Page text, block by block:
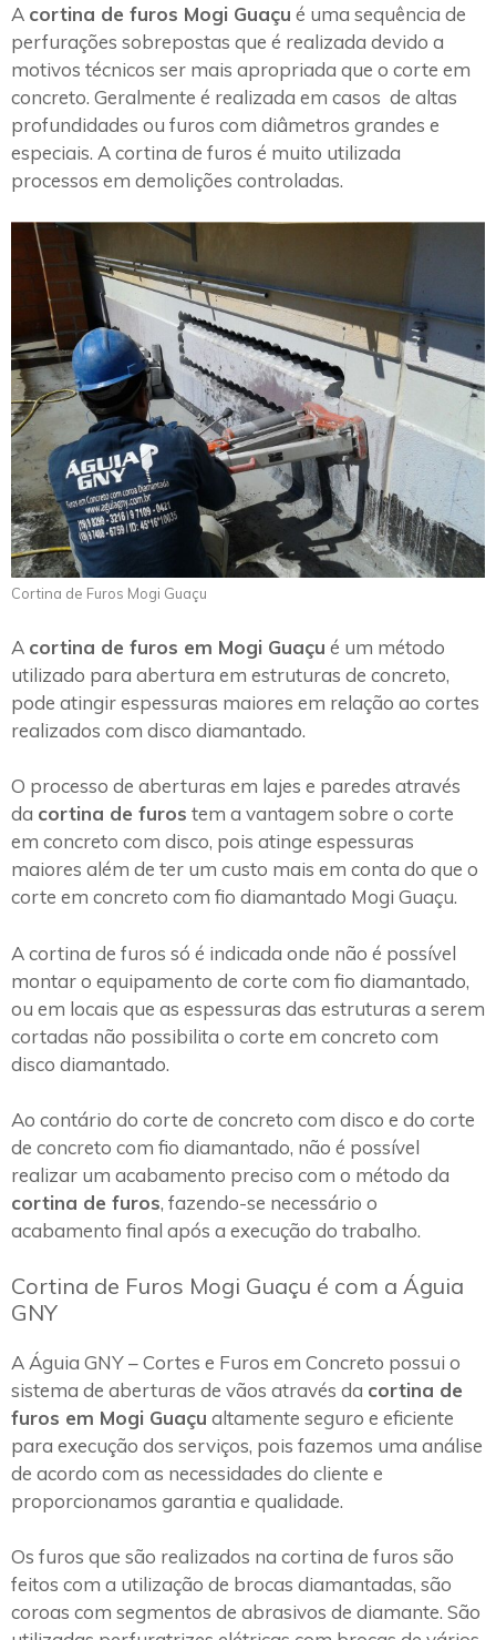
A cortina de furos Mogi Guaçu é uma sequência de
perfurações sobrepostas que é realizada devido a
motivos técnicos ser mais apropriada que o corte em
concreto. Geralmente é realizada em casos de altas
profundidades ou furos com diâmetros grandes e
especiais. A cortina de furos é muito utilizada
processos em demolições controladas.
Cortina de Furos Mogi Guaçu
A cortina de furos em Mogi Guaçu é um método
utilizado para abertura em estruturas de concreto,
pode atingir espessuras maiores em relação ao cortes
realizados com disco diamantado.
O processo de aberturas em lajes e paredes através
da cortina de furos tem a vantagem sobre o corte
em concreto com disco, pois atinge espessuras
maiores além de ter um custo mais em conta do que o
corte em concreto com fio diamantado Mogi Guaçu.
A cortina de furos só é indicada onde não é possível
montar o equipamento de corte com fio diamantado,
ou em locais que as espessuras das estruturas a serem
cortadas não possibilita o corte em concreto com
disco diamantado.
Ao contário do corte de concreto com disco e do corte
de concreto com fio diamantado, não é possível
realizar um acabamento preciso com o método da
cortina de furos, fazendo-se necessário o
acabamento final após a execução do trabalho.
Cortina de Furos Mogi Guaçu é com a Águia
GNY
A Águia GNY – Cortes e Furos em Concreto possui o
sistema de aberturas de vãos através da cortina de
furos em Mogi Guaçu altamente seguro e eficiente
para execução dos serviços, pois fazemos uma análise
de acordo com as necessidades do cliente e
proporcionamos garantia e qualidade.
Os furos que são realizados na cortina de furos são
feitos com a utilização de brocas diamantadas, são
coroas com segmentos de abrasivos de diamante. São